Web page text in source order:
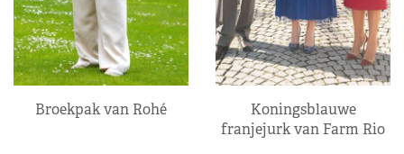
Broekpak van Rohé
Koningsblauwe
franjejurk van Farm Rio